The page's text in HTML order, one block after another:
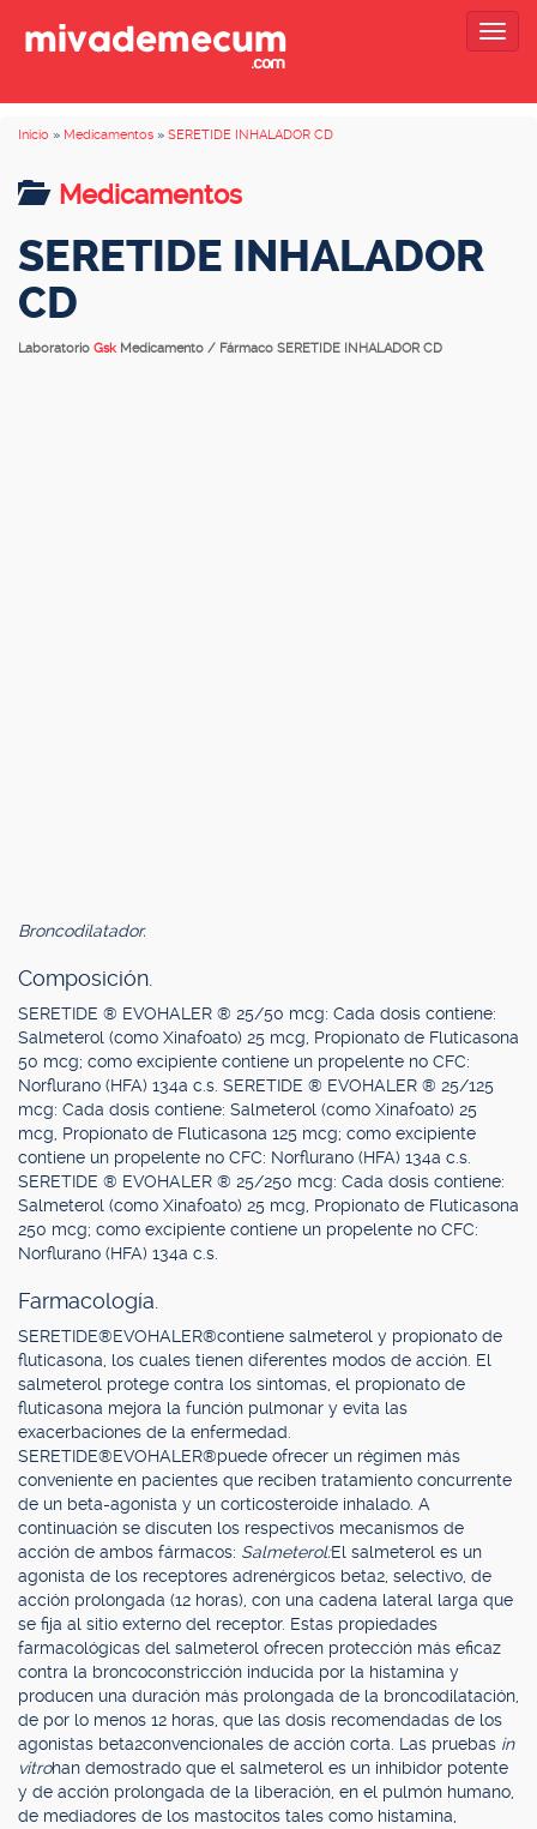
Inicio » Medicamentos » SERETIDE INHALADOR CD
Medicamentos
SERETIDE INHALADOR
CD
Laboratorio Gsk Medicamento / Fármaco SERETIDE INHALADOR CD
Broncodilatador.
Composición.
SERETIDE ® EVOHALER ® 25/50 mcg: Cada dosis contiene:
Salmeterol (como Xinafoato) 25 mcg, Propionato de Fluticasona
50 mcg; como excipiente contiene un propelente no CFC:
Norflurano (HFA) 134a c.s. SERETIDE ® EVOHALER ® 25/125
mcg: Cada dosis contiene: Salmeterol (como Xinafoato) 25
mcg, Propionato de Fluticasona 125 mcg; como excipiente
contiene un propelente no CFC: Norflurano (HFA) 134a c.s.
SERETIDE ® EVOHALER ® 25/250 mcg: Cada dosis contiene:
Salmeterol (como Xinafoato) 25 mcg, Propionato de Fluticasona
250 mcg; como excipiente contiene un propelente no CFC:
Norflurano (HFA) 134a c.s.
Farmacología.
SERETIDE®EVOHALER®contiene salmeterol y propionato de
fluticasona, los cuales tienen diferentes modos de acción. El
salmeterol protege contra los síntomas, el propionato de
fluticasona mejora la función pulmonar y evita las
exacerbaciones de la enfermedad.
SERETIDE®EVOHALER®puede ofrecer un régimen más
conveniente en pacientes que reciben tratamiento concurrente
de un beta-agonista y un corticosteroide inhalado. A
continuación se discuten los respectivos mecanismos de
acción de ambos fármacos: Salmeterol:El salmeterol es un
agonista de los receptores adrenérgicos beta2, selectivo, de
acción prolongada (12 horas), con una cadena lateral larga que
se fija al sitio externo del receptor. Estas propiedades
farmacológicas del salmeterol ofrecen protección más eficaz
contra la broncoconstricción inducida por la histamina y
producen una duración más prolongada de la broncodilatación,
de por lo menos 12 horas, que las dosis recomendadas de los
agonistas beta2convencionales de acción corta. Las pruebas in
vitrohan demostrado que el salmeterol es un inhibidor potente
y de acción prolongada de la liberación, en el pulmón humano,
de mediadores de los mastocitos tales como histamina,